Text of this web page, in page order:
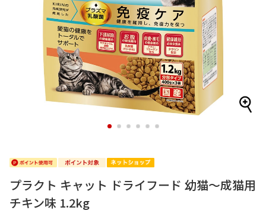
1 2 3 4 5 6
プラクト キャット ドライフード 幼猫～成猫用
チキン味 1.2kg